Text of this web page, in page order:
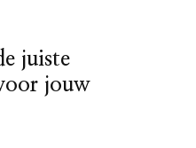
juiste
jouw